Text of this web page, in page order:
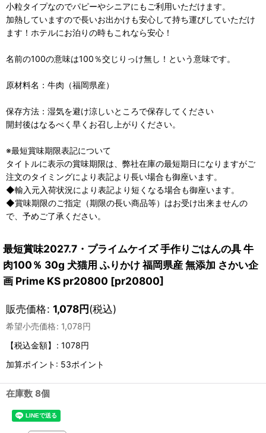
小粒タイプなのでパピーやシニアにもご利用いただけます。
加熱していますので長いお出かけも安心して持ち運びしていただけ
ます！ホテルにお泊りの時もこれなら安心！
名前の100の意味は100％交じりっけ無し！という意味です。
原材料名：牛肉（福岡県産）
保存方法：湿気を避け涼しいところで保存してください
開封後はなるべく早くお召し上がりください。
※最短賞味期限表記について
タイトルに表示の賞味期限は、弊社在庫の最短期日になりますがご
注文のタイミングにより表記より長い場合も御座います。
◆輸入元入荷状況により表記より短くなる場合も御座います。
◆賞味期限のご指定（期限の長い商品等）はお受け出来ませんの
で、予めご了承ください。
最短賞味2027.7・プライムケイズ 手作りごはんの具 牛
肉100％ 30g 犬猫用 ふりかけ 福岡県産 無添加 さかい企
画 Prime KS pr20800 [pr20800]
販売価格: 1,078円(税込)
希望小売価格: 1,078円
【税込金額】
: 1078円
加算ポイント: 53ポイント
在庫数 8個